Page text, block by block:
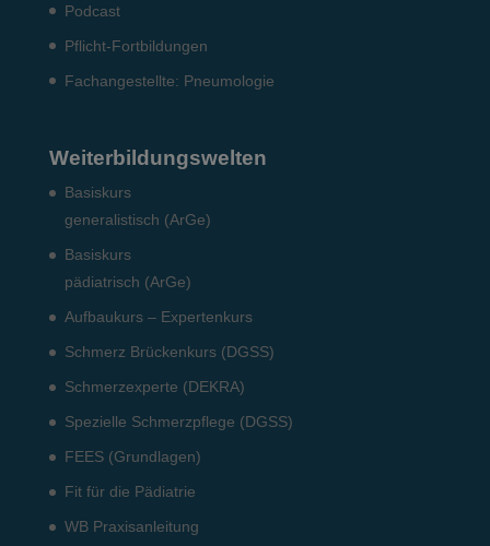
Podcast
Pflicht-Fort­bildun­gen
Fach­angestellte: Pneumo­logie
Weiterbildungswelten
Basiskurs
generalistisch (ArGe)
Basiskurs
pädiatrisch (ArGe)
Aufbaukurs – Expertenkurs
Schmerz Brückenkurs (DGSS)
Schmerzexperte (DEKRA)
Spezielle Schmerzpflege (DGSS)
FEES (Grundlagen)
Fit für die Pädiatrie
WB Praxisanleitung